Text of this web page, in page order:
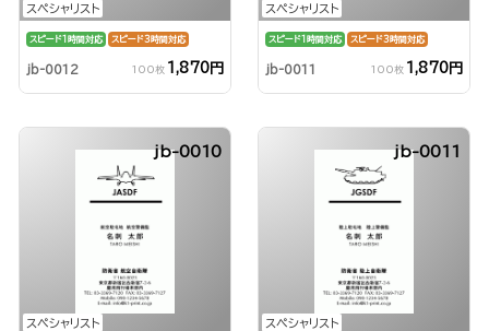
スペシャリスト
スピード1時間対応 スピード3時間対応
jb-0012 100枚 1,870円
スペシャリスト
スピード1時間対応 スピード3時間対応
jb-0011 100枚 1,870円
スペシャリスト
jb-0010
スペシャリスト
jb-0011